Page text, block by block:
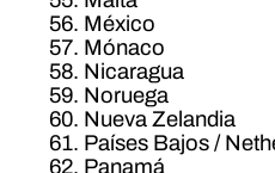
México
Mónaco
Nicaragua
Noruega
Nueva Zelandia
Países Bajos /
Panamá